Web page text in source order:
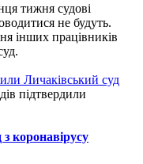
тижня судові
не будуть.
інших працівників
Личаківський суд
підтвердили
коронавірусу